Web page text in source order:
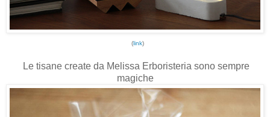
(link)
Le tisane create da Melissa Erboristeria sono sempre
magiche